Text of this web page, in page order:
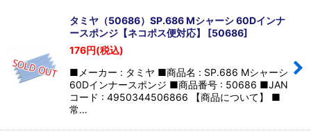
並び順:
絞り込む
タミヤ（50686）SP.686 Mシャーシ 60Dインナ
ースポンジ【ネコポス便対応】 [50686]
176円(税込)
■メーカー : タミヤ ■商品名 : SP.686 Mシャーシ
60Dインナースポンジ ■商品番号 : 50686 ■JAN
コード : 4950344506866 【商品について】 ■
常…